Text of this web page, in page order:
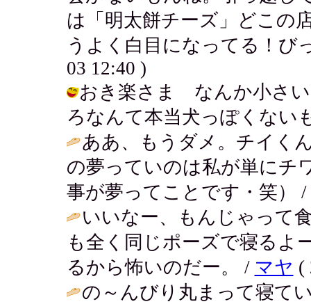
は「明太餅チーズ」どこの
うよく白目になってる！び
03 12:40 )
おき楽さま なんか小さい
ろなんて本当犬っぽくない
ああ、もうダメ。チイく
の夢っていのは私が単にチ
事が夢ってことです・笑） /
いいなー、もんじゃって
も全く同じポーズで寝るよ
るから怖いのだー。 / マヤ (
の～んびり丸まって寝